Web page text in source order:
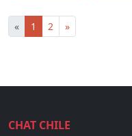
« 1 2 »
CHAT CHILE